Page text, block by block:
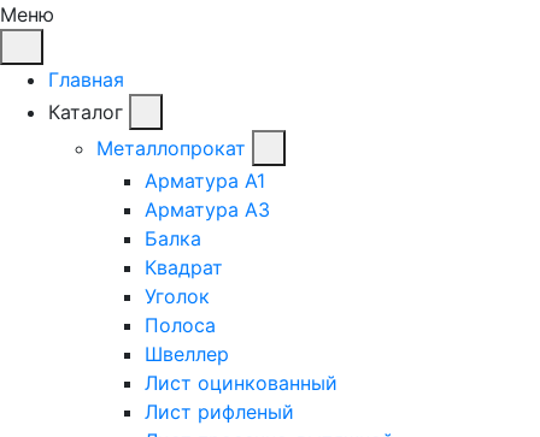
Меню
Главная
Каталог
Металлопрокат
Арматура А1
Арматура А3
Балка
Квадрат
Уголок
Полоса
Швеллер
Лист оцинкованный
Лист рифленый